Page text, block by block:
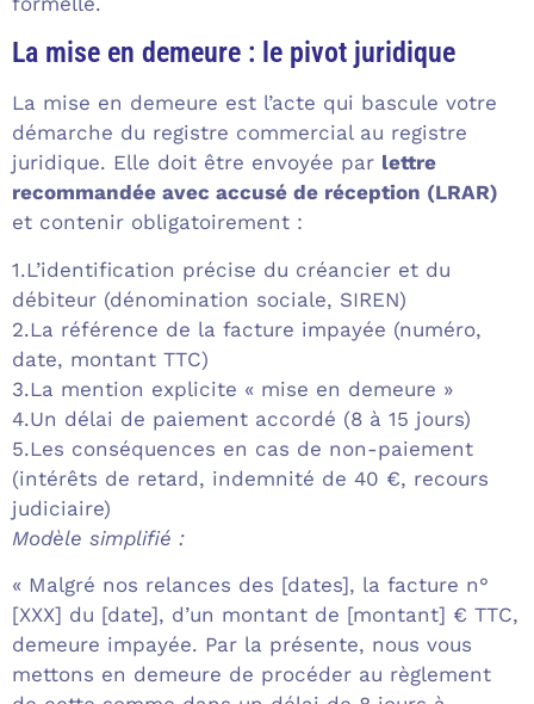
La mise en demeure : le pivot juridique
La mise en demeure est l’acte qui bascule votre
démarche du registre commercial au registre
juridique. Elle doit être envoyée par lettre
recommandée avec accusé de réception (LRAR)
et contenir obligatoirement :
1.L’identification précise du créancier et du
débiteur (dénomination sociale, SIREN)
2.La référence de la facture impayée (numéro,
date, montant TTC)
3.La mention explicite « mise en demeure »
4.Un délai de paiement accordé (8 à 15 jours)
5.Les conséquences en cas de non-paiement
(intérêts de retard, indemnité de 40 €, recours
judiciaire)
Modèle simplifié :
« Malgré nos relances des [dates], la facture n°
[XXX] du [date], d’un montant de [montant] € TTC,
demeure impayée. Par la présente, nous vous
mettons en demeure de procéder au règlement